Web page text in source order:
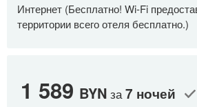
Интернет (Бесплатно! Wi-Fi
территории всего отеля бесплатно.)
1 589 BYN за7 ночей